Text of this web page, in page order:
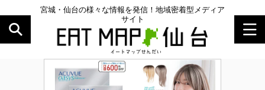
宮城・仙台の様々な情報を発信！地域密着型メディア
サイト